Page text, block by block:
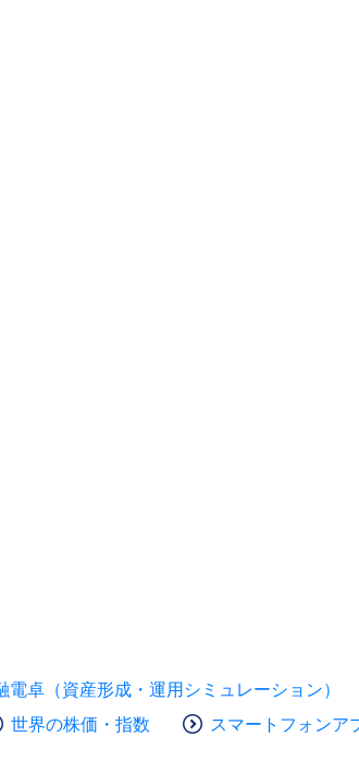
電卓（資産形成・運用シミュレーション）
世界の株価・指数 スマートフォンア